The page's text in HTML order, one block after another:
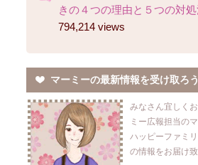
きの４つの理由と５つの対
794,214 views
マーミーの最新情報を受け取ろ
みなさん宜しく
ミー広報担当の
ハッピーファミ
の情報をお届け致